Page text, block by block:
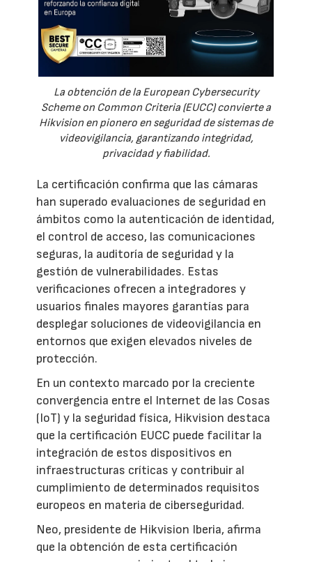
La obtención de la European Cybersecurity
Scheme on Common Criteria (EUCC) convierte a
Hikvision en pionero en seguridad de sistemas de
videovigilancia, garantizando integridad,
privacidad y fiabilidad.
La certificación confirma que las cámaras
han superado evaluaciones de seguridad en
ámbitos como la autenticación de identidad,
el control de acceso, las comunicaciones
seguras, la auditoría de seguridad y la
gestión de vulnerabilidades. Estas
verificaciones ofrecen a integradores y
usuarios finales mayores garantías para
desplegar soluciones de videovigilancia en
entornos que exigen elevados niveles de
protección.
En un contexto marcado por la creciente
convergencia entre el Internet de las Cosas
(IoT) y la seguridad física, Hikvision destaca
que la certificación EUCC puede facilitar la
integración de estos dispositivos en
infraestructuras críticas y contribuir al
cumplimiento de determinados requisitos
europeos en materia de ciberseguridad.
Neo, presidente de Hikvision Iberia, afirma
que la obtención de esta certificación